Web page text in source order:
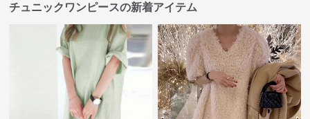
チュニックワンピースの新着アイテム